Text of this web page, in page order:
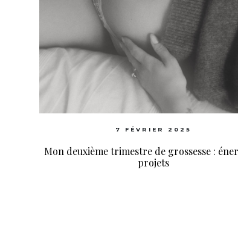
7 FÉVRIER 2025
Mon deuxième trimestre de grossesse :
projets